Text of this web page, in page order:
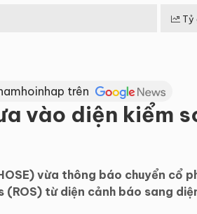
Tỷ
trên
vào diện kiểm
vừa thông báo chuyển cổ
(ROS) từ diện cảnh báo sang